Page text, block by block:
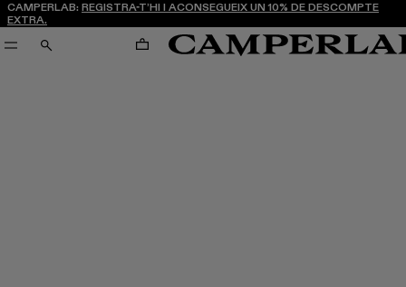
CAMPERLAB: REGISTRA-T’HI I ACONSEGUEIX UN 10% DE DESCOMPTE
EXTRA.
CERCA CARRO